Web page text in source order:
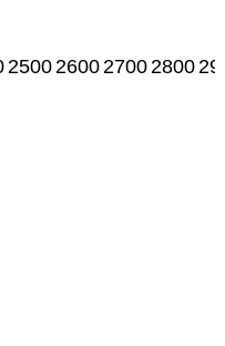
2500260027002800